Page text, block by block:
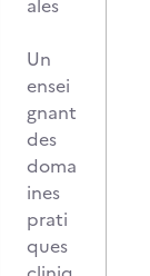
ales
Un
ensei
gnant
des
doma
ines
prati
ques